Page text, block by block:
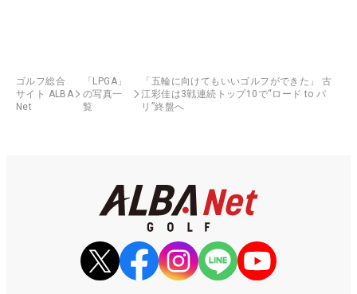
ゴルフ総合
サイト ALBA
Net
「LPGA」
の写真一
覧
「五輪に向けてもいいゴルフができた」 古
江彩佳は3戦連続トップ10で“ロード to パ
リ”終盤へ